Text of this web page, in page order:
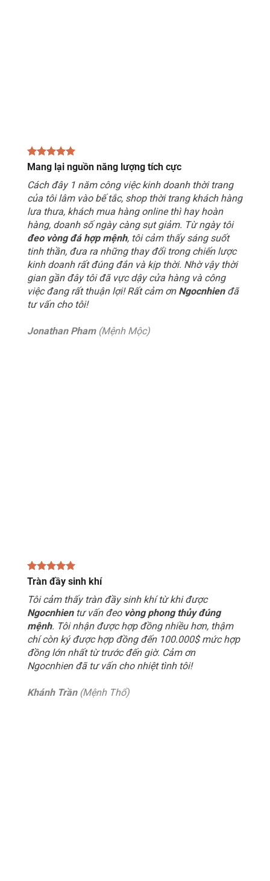
Mang lại nguồn năng lượng tích cực
Cách đây 1 năm công việc kinh doanh thời trang
của tôi lâm vào bế tắc, shop thời trang khách hàng
lưa thưa, khách mua hàng online thì hay hoàn
hàng, doanh số ngày càng sụt giảm. Từ ngày tôi
đeo vòng đá hợp mệnh, tôi cảm thấy sáng suốt
tinh thần, đưa ra những thay đổi trong chiến lược
kinh doanh rất đúng đắn và kịp thời. Nhờ vậy thời
gian gần đây tôi đã vực dậy cửa hàng và công
việc đang rất thuận lợi! Rất cảm ơn Ngocnhienđã
tư vấn cho tôi!
Jonathan Pham(Mệnh Mộc)
Tràn đầy sinh khí
Tôi cảm thấy tràn đầy sinh khí từ khi được
Ngocnhientư vấn đeo vòng phong thủy đúng
mệnh. Tôi nhận được hợp đồng nhiều hơn, thậm
chí còn ký được hợp đồng đến 100.000$ mức hợp
đồng lớn nhất từ trước đến giờ. Cảm ơn
Ngocnhien đã tư vấn cho nhiệt tình tôi!
Khánh Trần(Mệnh Thổ)